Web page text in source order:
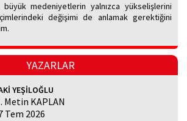
medeniyetlerin yalnızca yükselişlerini
değişimi de anlamak gerektiğini
YAZARLAR
YEŞİLOĞLU
Metin KAPLAN
Tem 2026